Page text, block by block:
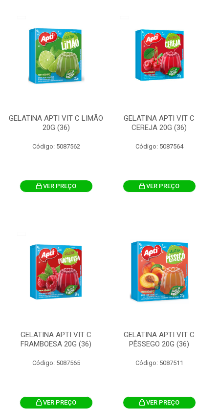
GELATINA APTI VIT C LIMÃO
20G (36)
Código: 5087562
VER PREÇO
GELATINA APTI VIT C
CEREJA 20G (36)
Código: 5087564
VER PREÇO
GELATINA APTI VIT C
FRAMBOESA 20G (36)
Código: 5087565
VER PREÇO
GELATINA APTI VIT C
PÊSSEGO 20G (36)
Código: 5087511
VER PREÇO